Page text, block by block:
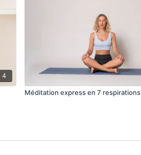
4
Méditation express en 7 respirations